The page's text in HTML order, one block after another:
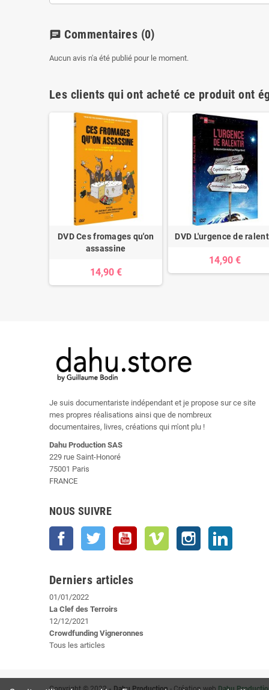
chat Commentaires (0)
Aucun avis n'a été publié pour le moment.
Les clients qui ont acheté ce produit ont
DVD Ces fromages qu'on
assassine
14,90 €
DVD L'urgence de
14,90 €
Je suis documentariste indépendant et je propose sur ce site
mes propres réalisations ainsi que de nombreux
documentaires, livres, créations qui m'ont plu !
Dahu Production SAS
229 rue Saint-Honoré
75001 Paris
FRANCE
NOUS SUIVRE
Facebook Twitter YouTube Vimeo Instagram
Derniers articles
01/01/2022
La Clef des Terroirs
12/12/2021
Crowdfunding Vigneronnes
Tous les articles